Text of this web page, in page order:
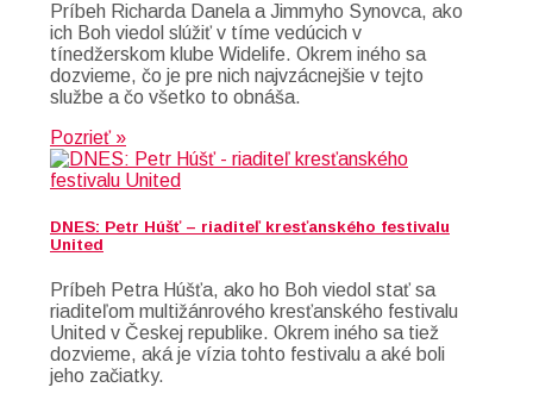
Príbeh Richarda Danela a Jimmyho Synovca, ako
ich Boh viedol slúžiť v tíme vedúcich v
tínedžerskom klube Widelife. Okrem iného sa
dozvieme, čo je pre nich najvzácnejšie v tejto
službe a čo všetko to obnáša.
Pozrieť »
DNES: Petr Húšť – riaditeľ kresťanského festivalu
United
Príbeh Petra Húšťa, ako ho Boh viedol stať sa
riaditeľom multižánrového kresťanského festivalu
United v Českej republike. Okrem iného sa tiež
dozvieme, aká je vízia tohto festivalu a aké boli
jeho začiatky.